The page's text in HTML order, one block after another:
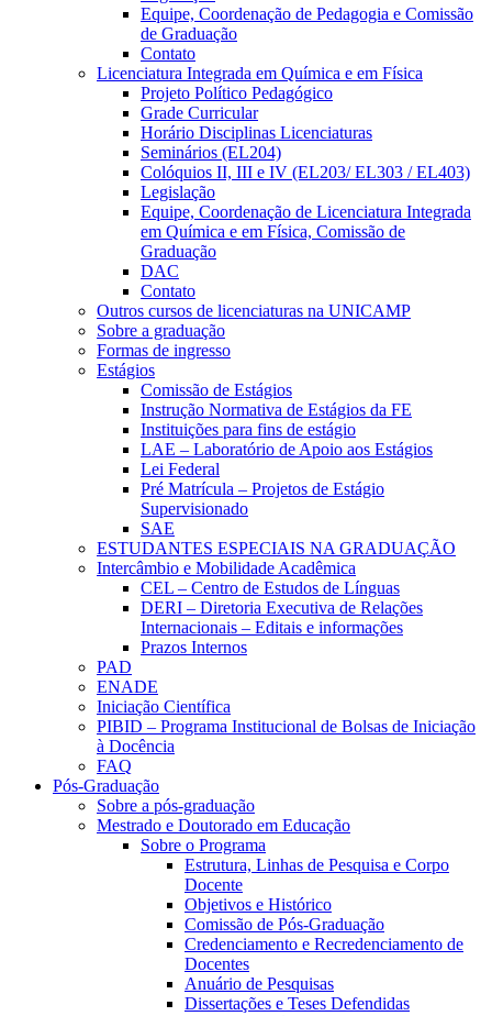
Equipe, Coordenação de Pedagogia e Comissão
de Graduação
Contato
Licenciatura Integrada em Química e em Física
Projeto Político Pedagógico
Grade Curricular
Horário Disciplinas Licenciaturas
Seminários (EL204)
Colóquios II, III e IV (EL203/ EL303 / EL403)
Legislação
Equipe, Coordenação de Licenciatura Integrada
em Química e em Física, Comissão de
Graduação
DAC
Contato
Outros cursos de licenciaturas na UNICAMP
Sobre a graduação
Formas de ingresso
Estágios
Comissão de Estágios
Instrução Normativa de Estágios da FE
Instituições para fins de estágio
LAE – Laboratório de Apoio aos Estágios
Lei Federal
Pré Matrícula – Projetos de Estágio
Supervisionado
SAE
ESTUDANTES ESPECIAIS NA GRADUAÇÃO
Intercâmbio e Mobilidade Acadêmica
CEL – Centro de Estudos de Línguas
DERI – Diretoria Executiva de Relações
Internacionais – Editais e informações
Prazos Internos
PAD
ENADE
Iniciação Científica
PIBID – Programa Institucional de Bolsas de Iniciação
à Docência
FAQ
Pós-Graduação
Sobre a pós-graduação
Mestrado e Doutorado em Educação
Sobre o Programa
Estrutura, Linhas de Pesquisa e Corpo
Docente
Objetivos e Histórico
Comissão de Pós-Graduação
Credenciamento e Recredenciamento de
Docentes
Anuário de Pesquisas
Dissertações e Teses Defendidas